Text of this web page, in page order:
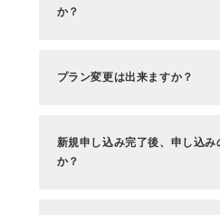
か？
プラン変更は出来ますか？
新規申し込み完了後、申し込
か？